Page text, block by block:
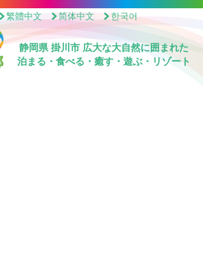
静岡県 掛川市 広大な大自然に囲まれた
泊まる・食べる・癒す・遊ぶ・リゾート
繁體中文 简体中文 한국어